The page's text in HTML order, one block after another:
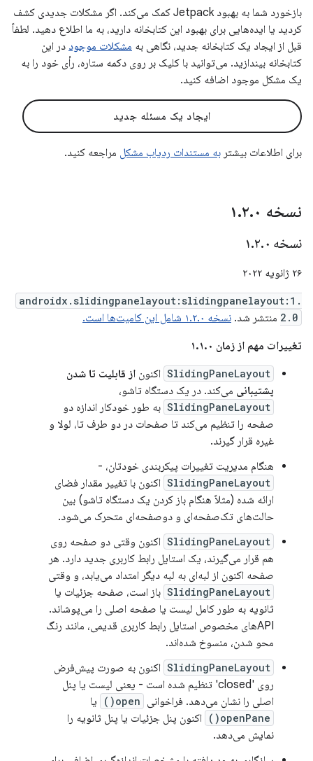
بازخورد شما به بهبود Jetpack کمک می‌کند. اگر مشکلات جدیدی کشف
کردید یا ایده‌هایی برای بهبود این کتابخانه دارید، به ما اطلاع دهید. لطفاً
قبل از ایجاد یک کتابخانه جدید، نگاهی به مشکلات موجود در این
کتابخانه بیندازید. می‌توانید با کلیک بر روی دکمه ستاره، رأی خود را به
یک مشکل موجود اضافه کنید.
ایجاد یک مسئله جدید
برای اطلاعات بیشتر به مستندات ردیاب مشکل مراجعه کنید.
نسخه ۱ .۲.۰
نسخه ۱ .۲.۰
۲۶ ژانویه ۲۰۲۲
androidx.slidingpanelayout:slidingpanelayout:1.
2.0 منتشر شد. نسخه ۱.۲.۰ شامل این کامیت‌ها است.
تغییرات مهم از زمان ۱.۱.۰
SlidingPaneLayout اکنون از قابلیت تا شدن
پشتیبانی می‌کند. در یک دستگاه تاشو،
SlidingPaneLayout به طور خودکار اندازه دو
صفحه را تنظیم می‌کند تا صفحات در دو طرف تا، لولا و
غیره قرار گیرند.
هنگام مدیریت تغییرات پیکربندی خودتان، -
SlidingPaneLayout اکنون با تغییر مقدار فضای
ارائه شده (مثلاً هنگام باز کردن یک دستگاه تاشو) بین
حالت‌های تک‌صفحه‌ای و دو‌صفحه‌ای متحرک می‌شود.
SlidingPaneLayout اکنون وقتی دو صفحه روی
هم قرار می‌گیرند، یک استایل رابط کاربری جدید دارد. هر
صفحه اکنون از لبه‌ای به لبه دیگر امتداد می‌یابد، و وقتی
SlidingPaneLayout باز است، صفحه جزئیات یا
ثانویه به طور کامل لیست یا صفحه اصلی را می‌پوشاند.
APIهای مخصوص استایل رابط کاربری قدیمی، مانند رنگ
محو شدن، منسوخ شده‌اند.
SlidingPaneLayout اکنون به صورت پیش‌فرض
روی 'closed' تنظیم شده است - یعنی لیست یا پنل
اصلی را نشان می‌دهد. فراخوانی open() یا
openPane()
اکنون پنل جزئیات یا پنل ثانویه را
نمایش می‌دهد.